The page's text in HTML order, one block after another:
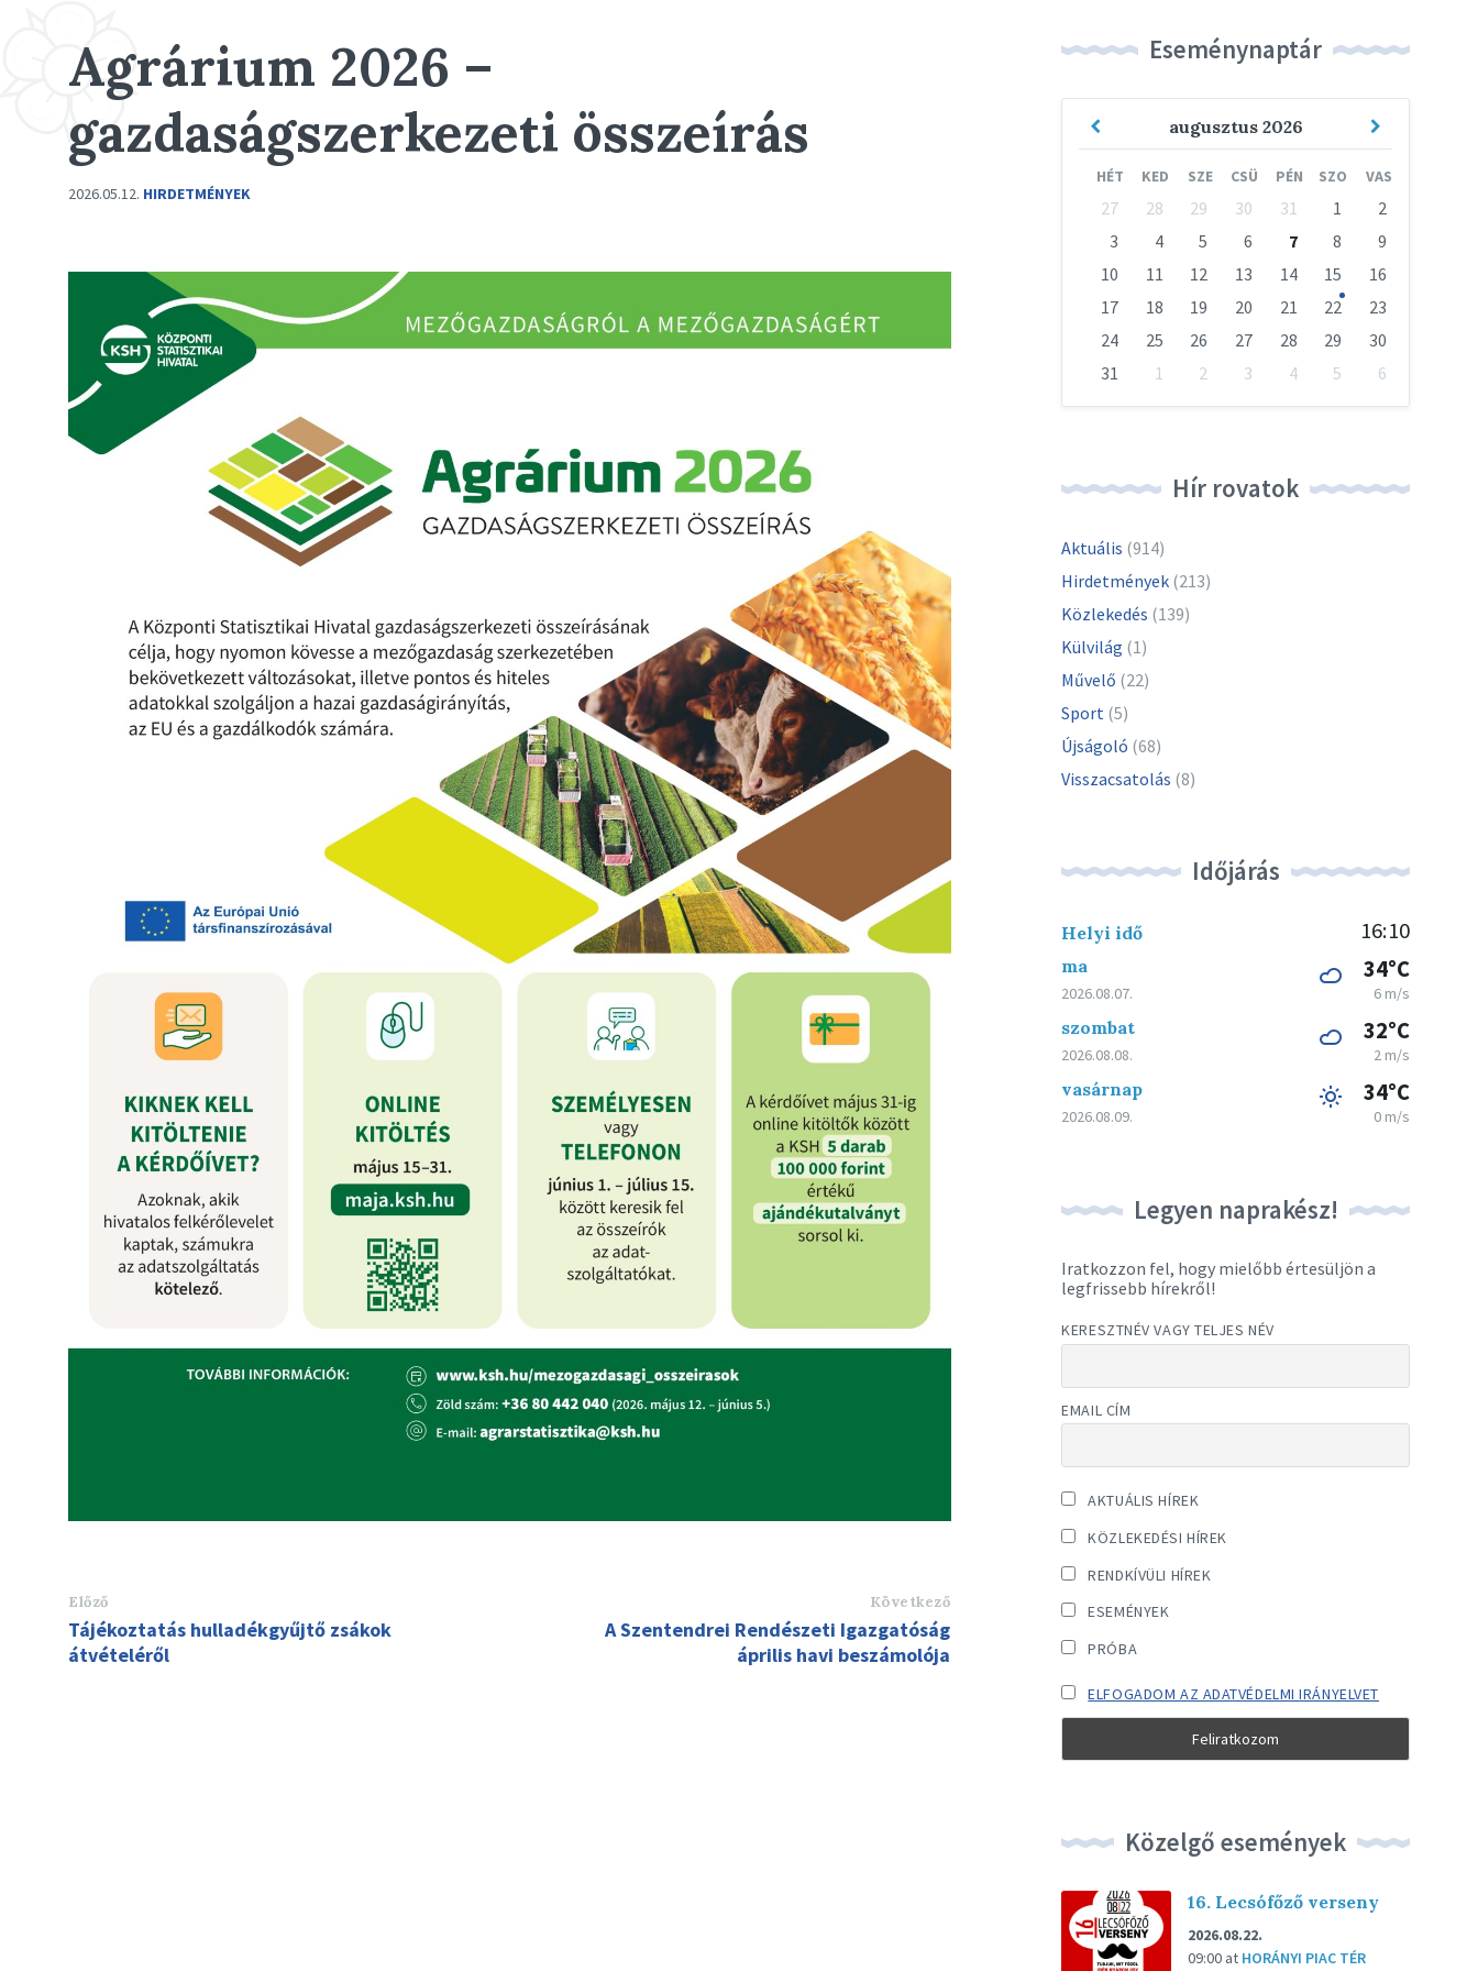
Agrárium 2026 –
gazdaságszerkezeti összeírás
2026.05.12. HIRDETMÉNYEK
Előző
Tájékoztatás hulladékgyűjtő zsákok
átvételéről
Következő
A Szentendrei Rendészeti Igazgatóság
április havi beszámolója
Eseménynaptár
augusztus 2026
Previous
Next
HÉT KED SZE CSÜ PÉN SZO VAS
Skip
calendar
days
27 28 29 30 31 1
2
3
4 5 6 7 8
9
10
11 12 13 14 15
16
17
18 19 20 21 22
23
24
25 26 27 28 29
30
31
1 2 3 4 5
6
Hír rovatok
Aktuális (914)
Hirdetmények (213)
Közlekedés (139)
Külvilág (1)
Művelő (22)
Sport (5)
Újságoló (68)
Visszacsatolás (8)
Időjárás
Helyi idő 16:10
ma
2026.08.07.
34°C
6 m/s
szombat
2026.08.08.
32°C
2 m/s
vasárnap
2026.08.09.
34°C
0 m/s
Legyen naprakész!
Iratkozzon fel, hogy mielőbb értesüljön a
legfrissebb hírekről!
KERESZTNÉV VAGY TELJES NÉV
EMAIL CÍM
AKTUÁLIS HÍREK
KÖZLEKEDÉSI HÍREK
RENDKÍVÜLI HÍREK
ESEMÉNYEK
PRÓBA
ELFOGADOM AZ ADATVÉDELMI IRÁNYELVET
Közelgő események
16. Lecsófőző verseny
2026.08.22.
09:00 at HORÁNYI PIAC TÉR